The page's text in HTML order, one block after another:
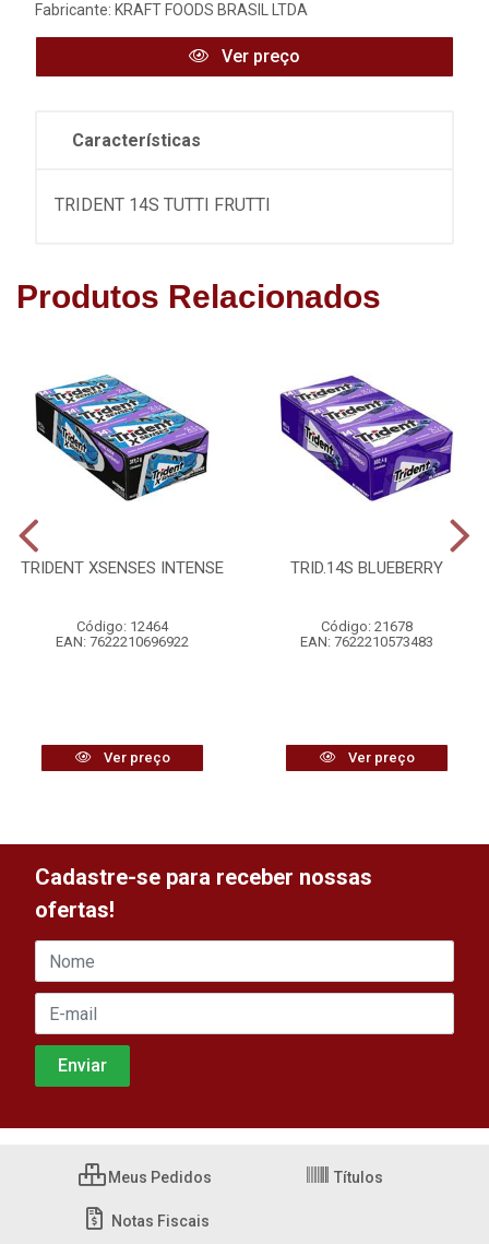
Fabricante: KRAFT FOODS BRASIL LTDA
Ver preço
Características
TRIDENT 14S TUTTI FRUTTI
Produtos Relacionados
TRIDENT XSENSES INTENSE
Código: 12464
EAN: 7622210696922
Ver preço
TRID.14S BLUEBERRY
Código: 21678
EAN: 7622210573483
Ver preço
Cadastre-se para receber nossas
ofertas!
Meus Pedidos Títulos
Notas Fiscais